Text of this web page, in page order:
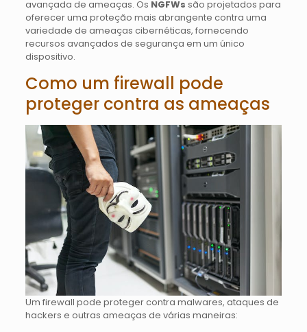
avançada de ameaças. Os NGFWs são projetados para
oferecer uma proteção mais abrangente contra uma
variedade de ameaças cibernéticas, fornecendo
recursos avançados de segurança em um único
dispositivo.
Como um firewall pode
proteger contra as ameaças
Um firewall pode proteger contra malwares, ataques de
hackers e outras ameaças de várias maneiras: